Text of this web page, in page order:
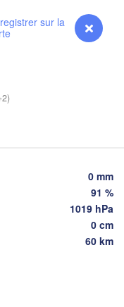
Prévisions
0 mm
91 %
1019 hPa
0 cm
60 km
Івано-Франківськ
(Ivano-Frankivsk)